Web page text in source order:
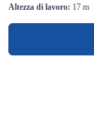
Altezza di lavoro: 17 m